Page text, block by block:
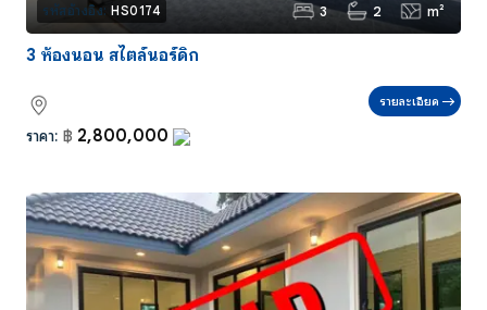
รหัสอ้างอิง: HS0174 3 2 m²
3 ห้องนอน สไตล์นอร์ดิก
ราคา: ฿ 2,800,000
รายละเอียด